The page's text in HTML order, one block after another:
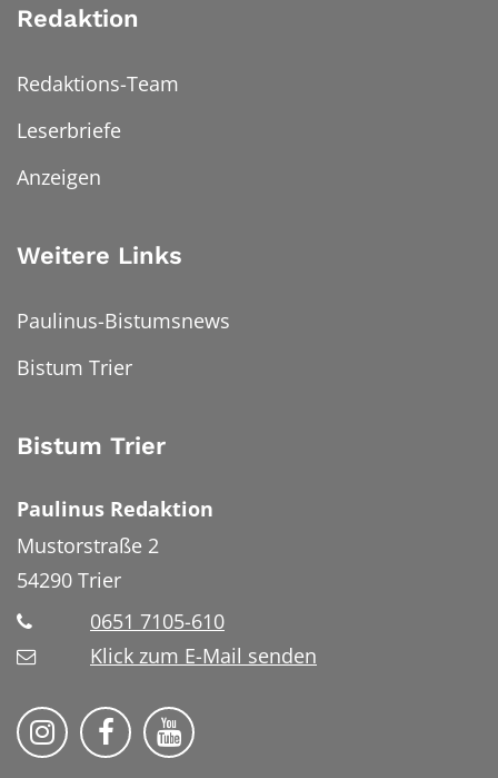
Redaktion
Redaktions-Team
Leserbriefe
Anzeigen
Weitere Links
Paulinus-Bistumsnews
Bistum Trier
Bistum Trier
Paulinus Redaktion
Mustorstraße 2
54290 Trier
0651 7105-610
Klick zum E-Mail senden
Bistum Trier auf Instragram
Bistum Trier auf Facebook
Bistum Trier auf YouTube